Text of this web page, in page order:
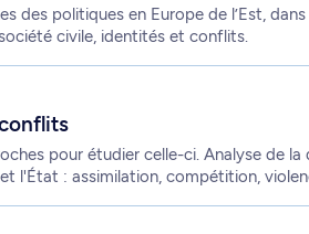
des politiques en Europe de l’Est,
civile, identités et conflits.
pour étudier celle-ci. Analyse de
l'État : assimilation, compétition,